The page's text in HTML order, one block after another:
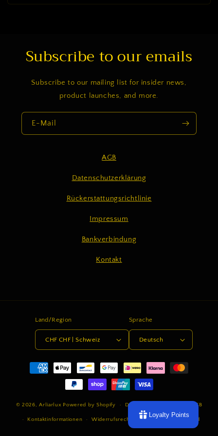
Subscribe to our emails
Subscribe to our mailing list for insider news,
product launches, and more.
E-Mail
AGB
Datenschutzerklärung
Rückerstattungsrichtlinie
Impressum
Bankverbindung
Kontakt
Land/Region
CHF CHF | Schweiz
Sprache
Deutsch
Zahlungsmethoden
© 2026,Arliarlux Powered by Shopify Datenschutzerklärung AGB
Kontaktinformationen Widerrufsrecht Impressum Versand
Loyalty Points